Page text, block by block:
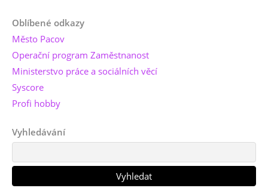
Oblíbené odkazy
Město Pacov
Operační program Zaměstnanost
Ministerstvo práce a sociálních věcí
Syscore
Profi hobby
Vyhledávání